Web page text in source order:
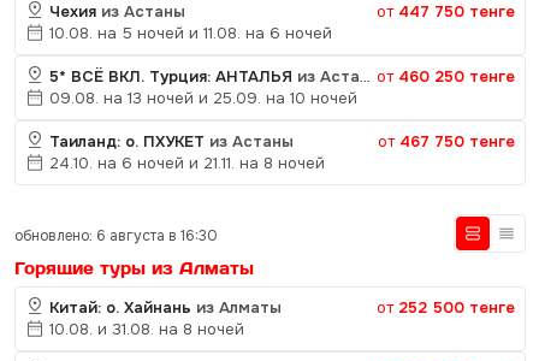
Чехия из Астаны от 447 750 тенге
10.08. на 5 ночей и 11.08. на 6 ночей
5* ВСЁ ВКЛ. Турция: АНТАЛЬЯ из Астаны от 460 250 тенге
09.08. на 13 ночей и 25.09. на 10 ночей
Таиланд: о. ПХУКЕТ из Астаны от 467 750 тенге
24.10. на 6 ночей и 21.11. на 8 ночей
Горящие туры из Алматы
обновлено: 6 августа в 16:30
Китай: о. Хайнань из Алматы от 252 500 тенге
10.08. и 31.08. на 8 ночей